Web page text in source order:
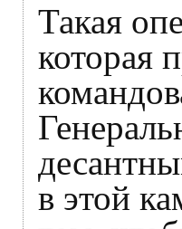
Такая
которая
в этой